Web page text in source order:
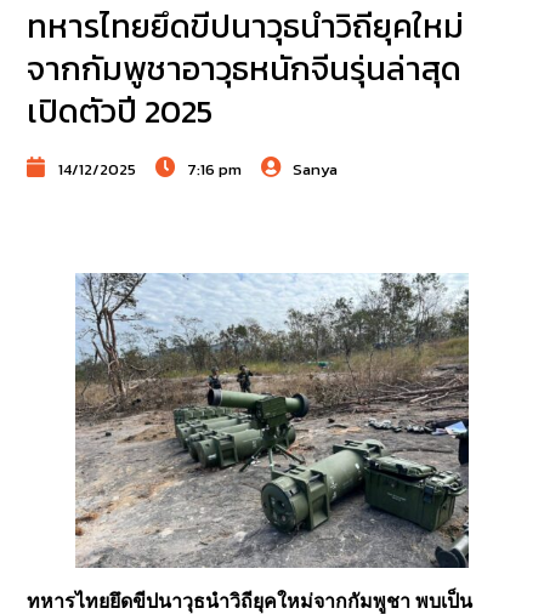
ทหารไทยยึดขีปนาวุธนำวิถียุคใหม่
จากกัมพูชาอาวุธหนักจีนรุ่นล่าสุด
เปิดตัวปี 2025
14/12/2025 7:16 pm Sanya
ทหารไทยยึดขีปนาวุธนำวิถียุคใหม่จากกัมพูชา พบเป็น